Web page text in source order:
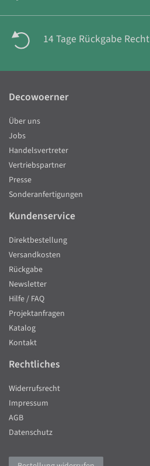
14 Tage Rückgabe Recht
Decowoerner
Über uns
Jobs
Handelsvertreter
Vertriebspartner
Presse
Sonderanfertigungen
Kundenservice
Direktbestellung
Versandkosten
Rückgabe
Newsletter
Hilfe / FAQ
Projektanfragen
Katalog
Kontakt
Rechtliches
Widerrufsrecht
Impressum
AGB
Datenschutz